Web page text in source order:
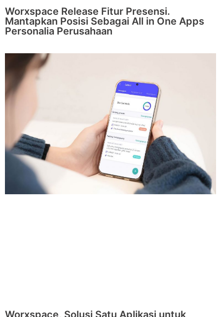
Worxspace Release Fitur Presensi.
Mantapkan Posisi Sebagai All in One Apps
Personalia Perusahaan
Worxspace, Solusi Satu Aplikasi untuk